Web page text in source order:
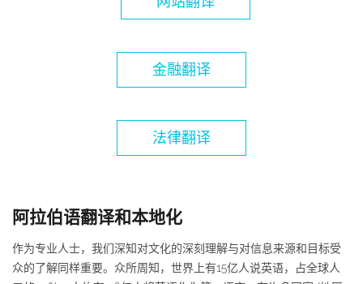
金融翻译
法律翻译
阿拉伯语翻译和本地化
作为专业人士，我们深知对文化的深刻理解与对信息来源和目标受
众的了解同样重要。众所周知，世界上有15亿人说英语，占全球人